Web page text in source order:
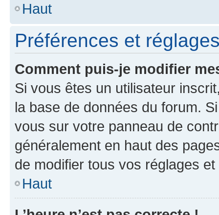
Haut
Préférences et
Comment puis-je modifier
Si vous êtes un utilisateur
la base de données du forum.
vous sur votre panneau de
généralement en haut des
de modifier tous vos réglages
Haut